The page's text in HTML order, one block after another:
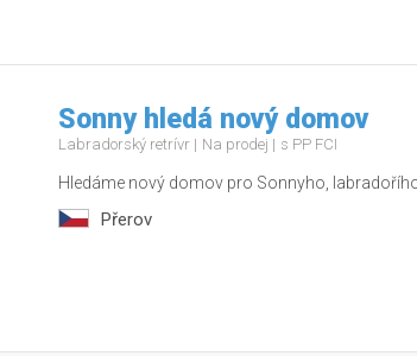
Sonny hledá nový domov
Labradorský retrívr Na prodej s PP FCI
Hledáme nový domov pro Sonnyho,
Přerov